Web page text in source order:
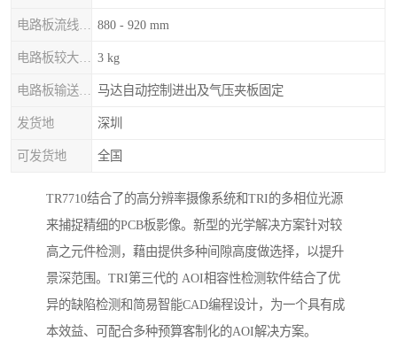
880 - 920 mm
3 kg
马达自动控制进出及气压夹板固定
发货地 深圳
可发货地 全国
TR7710结合了的高分辨率摄像系统和TRI的多相位光源
来捕捉精细的PCB板影像。新型的光学解决方案针对较
高之元件检测，藉由提供多种间隙高度做选择，以提升
景深范围。TRI第三代的 AOI相容性检测软件结合了优
异的缺陷检测和简易智能CAD编程设计，为一个具有成
本效益、可配合多种预算客制化的AOI解决方案。